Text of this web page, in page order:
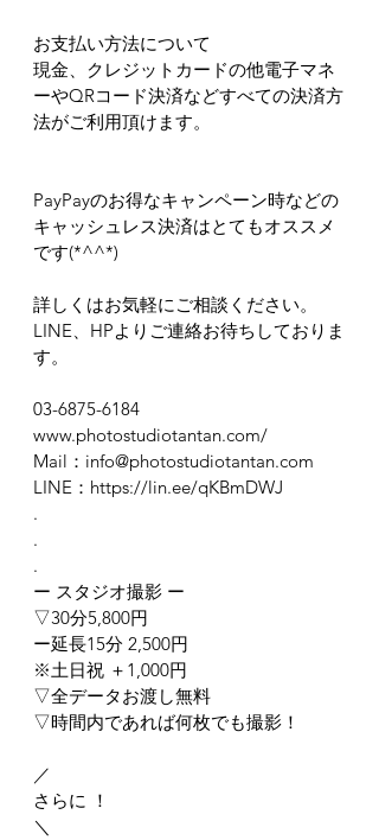
お支払い方法について
現金、クレジットカードの他電子マネ
ーやQRコード決済などすべての決済方
法がご利用頂けます。
PayPayのお得なキャンペーン時などの
キャッシュレス決済はとてもオススメ
です(*^^*)
詳しくはお気軽にご相談ください。
LINE、HPよりご連絡お待ちしておりま
す。
03-6875-6184
www.photostudiotantan.com/
Mail：info@photostudiotantan.com
LINE：https://lin.ee/qKBmDWJ
.
.
.
ー スタジオ撮影 ー
▽30分5,800円
ー延長15分 2,500円
※土日祝 ＋1,000円
▽全データお渡し無料
▽時間内であれば何枚でも撮影！
／
さらに ！
＼